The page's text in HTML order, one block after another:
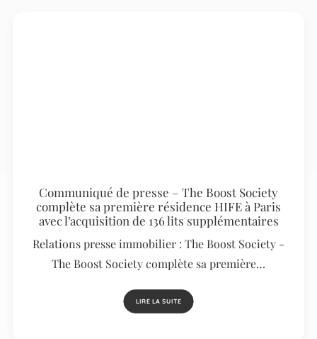
Communiqué de presse – The Boost Society
complète sa première résidence HIFE à Paris
avec l’acquisition de 136 lits supplémentaires
Relations presse immobilier : The Boost Society -
The Boost Society complète sa première…
LIRE LA SUITE